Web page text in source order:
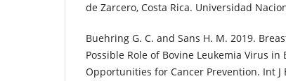
de Zarcero, Costa Rica. Universidad
Buehring G. C. and Sans H. M. 2019.
Possible Role of Bovine Leukemia Virus in
Opportunities for Cancer Prevention. Int J